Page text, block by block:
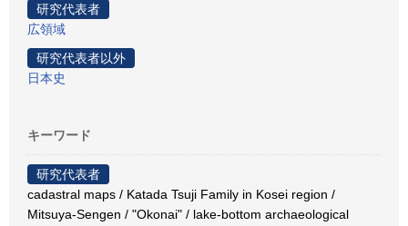
研究代表者
広領域
研究代表者以外
日本史
キーワード
研究代表者
cadastral maps / Katada Tsuji Family in Kosei region /
Mitsuya-Sengen / "Okonai" / lake-bottom archaeological